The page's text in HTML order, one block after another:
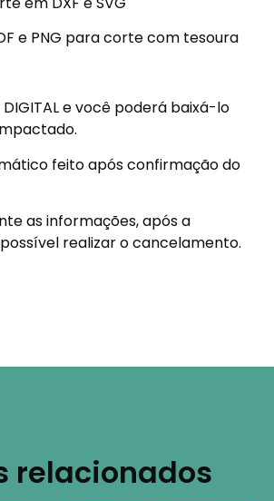
e PNG para corte com tesoura
e você poderá baixá-lo
feito após confirmação do
as informações, após a
realizar o cancelamento.
relacionados